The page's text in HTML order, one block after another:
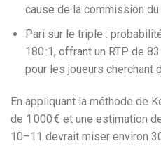
cause de la commission du
Pari sur le triple :
180 :1, offrant un RTP de
pour les joueurs cherchant
En appliquant la méthode de
de 1 000 € et une estimation
10–11 devrait miser environ